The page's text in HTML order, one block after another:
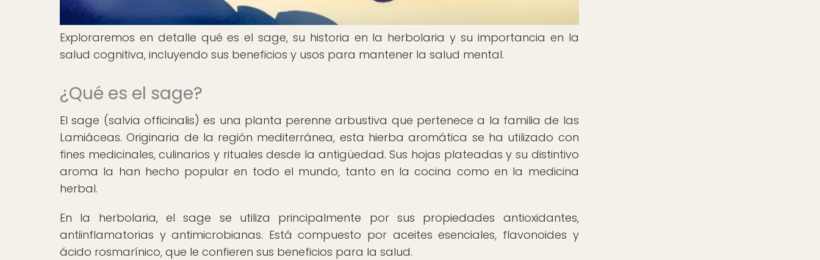
Exploraremos en detalle qué es el sage, su historia en la herbolaria y su importancia en la
salud cognitiva, incluyendo sus beneficios y usos para mantener la salud mental.
¿Qué es el sage?
El sage (salvia officinalis) es una planta perenne arbustiva que pertenece a la familia de las
Lamiáceas. Originaria de la región mediterránea, esta hierba aromática se ha utilizado con
fines medicinales, culinarios y rituales desde la antigüedad. Sus hojas plateadas y su distintivo
aroma la han hecho popular en todo el mundo, tanto en la cocina como en la medicina
herbal.
En la herbolaria, el sage se utiliza principalmente por sus propiedades antioxidantes,
antiinflamatorias y antimicrobianas. Está compuesto por aceites esenciales, flavonoides y
ácido rosmarínico, que le confieren sus beneficios para la salud.